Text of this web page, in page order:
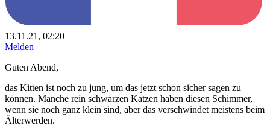
13.11.21, 02:20
Melden
Guten Abend,
das Kitten ist noch zu jung, um das jetzt schon sicher sagen zu
können. Manche rein schwarzen Katzen haben diesen Schimmer,
wenn sie noch ganz klein sind, aber das verschwindet meistens beim
Älterwerden.